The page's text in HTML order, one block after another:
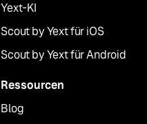
Yext-KI
Scout by Yext für iOS
Scout by Yext für Android
Ressourcen
Blog